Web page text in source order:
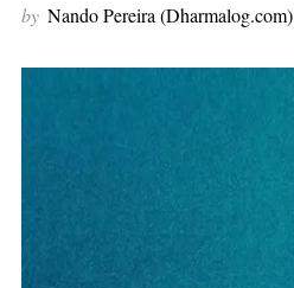
by Nando Pereira (Dharmalog.com)